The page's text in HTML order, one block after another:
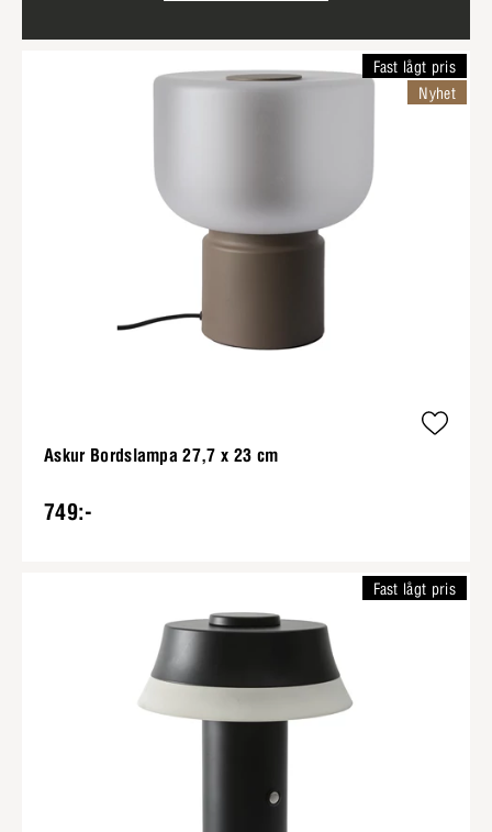
Askur Bordslampa 27,7 x 23 cm
749:-
Fast lågt pris
Nyhet
Fast lågt pris